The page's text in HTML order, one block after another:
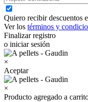
Quiero recibir descuentos
Ver los términos y
Finalizar registro
o iniciar sesión
×
Aceptar
×
Producto agregado a